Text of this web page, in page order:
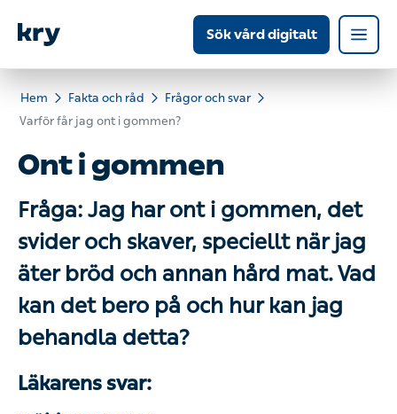
Sök vård digitalt
Hem Fakta och råd
Frågor och svar
Varför får jag ont i gommen?
Ont i gommen
Fråga: Jag har ont i gommen, det
svider och skaver, speciellt när jag
äter bröd och annan hård mat. Vad
kan det bero på och hur kan jag
behandla detta?
Läkarens svar: